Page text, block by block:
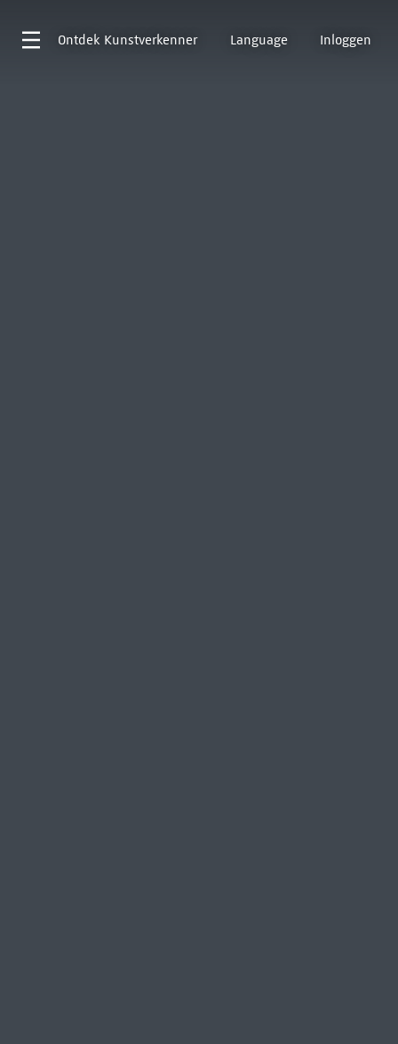
Ontdek Kunstverkenner Language Inloggen